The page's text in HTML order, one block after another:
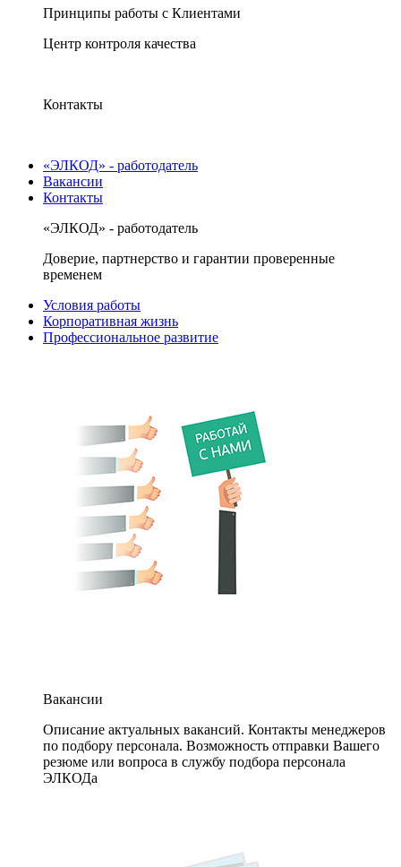
Принципы работы с Клиентами
Центр контроля качества
Контакты
«ЭЛКОД» - работодатель
Вакансии
Контакты
«ЭЛКОД» - работодатель
Доверие, партнерство и гарантии проверенные
временем
Условия работы
Корпоративная жизнь
Профессиональное развитие
Вакансии
Описание актуальных вакансий. Контакты менеджеров
по подбору персонала. Возможность отправки Вашего
резюме или вопроса в службу подбора персонала
ЭЛКОДа